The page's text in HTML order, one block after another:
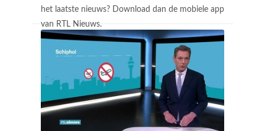
het laatste nieuws? Download dan de mobiele app
van RTL Nieuws.